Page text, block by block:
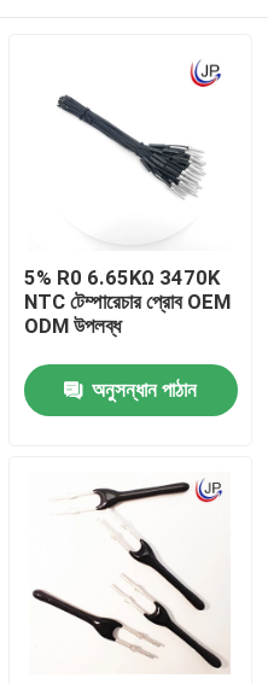
5% R0 6.65KΩ 3470K
NTC টেম্পারেচার প্রোব OEM
ODM উপলব্ধ
অনুসন্ধান পাঠান